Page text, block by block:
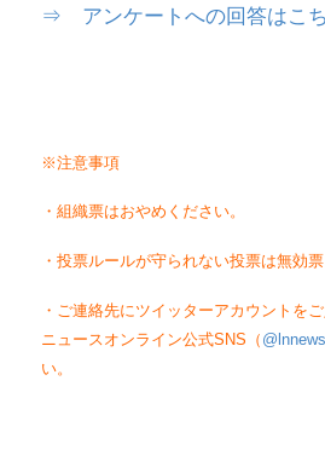
⇒ アンケートへの回答はこ
※注意事項
・組織票はおやめください。
・投票ルールが守られない投票は無効
・ご連絡先にツイッターアカウントを
ニュースオンライン公式SNS（ @lnnews
い。